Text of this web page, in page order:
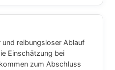
reibungsloser Ablauf
Einschätzung bei
zum Abschluss